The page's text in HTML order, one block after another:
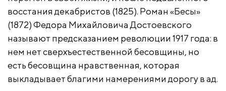
восстания декабристов (1825). Роман «Бесы»
(1872) Федора Михайловича Достоевского
называют предсказанием революции 1917 года: в
нем нет сверхъестественной бесовщины, но
есть бесовщина нравственная, которая
выкладывает благими намерениями дорогу в ад.